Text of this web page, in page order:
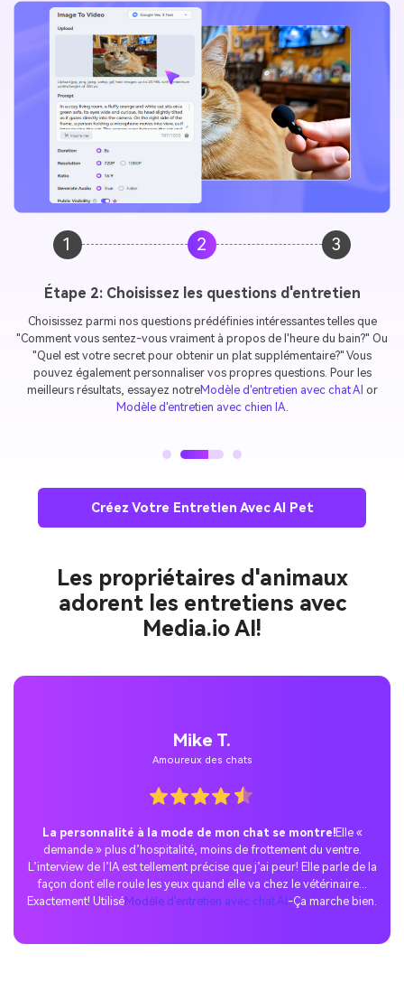
1 2 3
Étape 2: Choisissez les questions d'entretien
Choisissez parmi nos questions prédéfinies intéressantes telles que
"Comment vous sentez-vous vraiment à propos de l'heure du bain?" Ou
"Quel est votre secret pour obtenir un plat supplémentaire?" Vous
pouvez également personnaliser vos propres questions. Pour les
meilleurs résultats, essayez notreModèle d'entretien avec chat AI or
Modèle d'entretien avec chien IA.
Créez Votre Entretien Avec AI Pet
Les propriétaires d'animaux
adorent les entretiens avec
Media.io AI!
Mike T.
Amoureux des chats
La personnalité à la mode de mon chat se montre!Elle «
demande » plus d’hospitalité, moins de frottement du ventre.
L’interview de l’IA est tellement précise que j’ai peur! Elle parle de la
façon dont elle roule les yeux quand elle va chez le vétérinaire...
Exactement! UtiliséModèle d'entretien avec chat AI -Ça marche bien.